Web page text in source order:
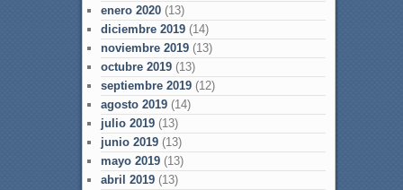
enero 2020(13)
diciembre 2019(14)
noviembre 2019(13)
octubre 2019(13)
septiembre 2019(12)
agosto 2019(14)
julio 2019(13)
junio 2019(13)
mayo 2019(13)
abril 2019(13)